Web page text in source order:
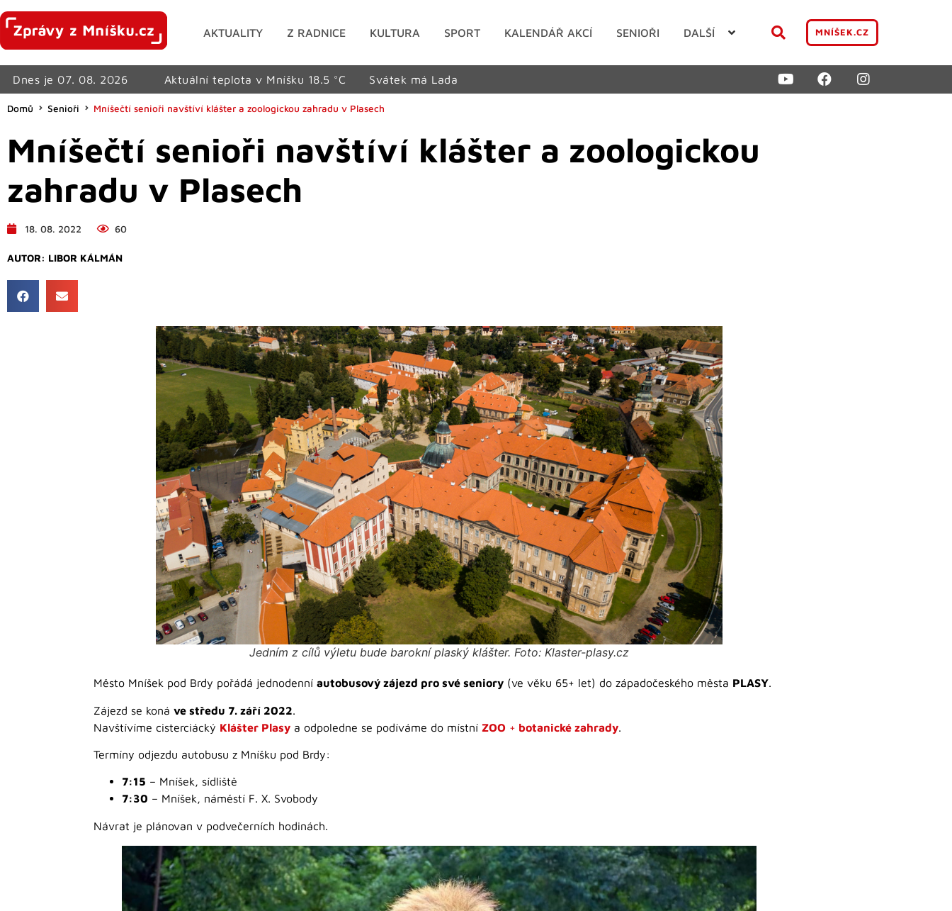
AKTUALITY Z RADNICE KULTURA SPORT KALENDÁŘ AKCÍ SENIOŘI DALŠÍ MNÍŠEK.CZ
Dnes je 07. 08. 2026 Aktuální teplota v Mníšku 18.5 °C Svátek má Lada
Domů Senioři Mníšečtí senioři navštíví klášter a zoologickou zahradu v Plasech
Mníšečtí senioři navštíví klášter a zoologickou
zahradu v Plasech
18. 08. 2022 60
AUTOR: LIBOR KÁLMÁN
Jedním z cílů výletu bude barokní plaský klášter. Foto: Klaster-plasy.cz
Město Mníšek pod Brdy pořádá jednodenní autobusový zájezd pro své seniory (ve věku 65+ let) do západočeského města PLASY.
Zájezd se koná ve středu 7. září 2022
Navštívíme cisterciácký Klášter Plasy a odpoledne se podíváme do místní ZOO + botanické zahrady
Termíny odjezdu autobusu z Mníšku pod Brdy:
7:15 – Mníšek, sídliště
7:30 – Mníšek, náměstí F. X. Svobody
Návrat je plánovan v podvečerních hodinách.